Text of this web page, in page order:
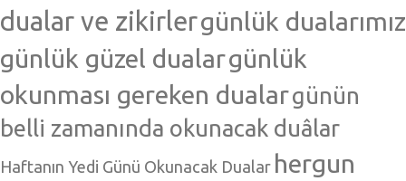
dualar ve zikirlergünlük dualarımız
günlük güzel dualargünlük
okunması gereken dualargünün
belli zamanında okunacak duâlar
Haftanın Yedi Günü Okunacak Dualar hergun